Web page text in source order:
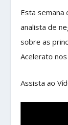
Esta semana
analista de
sobre as
Acelerato
Assista ao